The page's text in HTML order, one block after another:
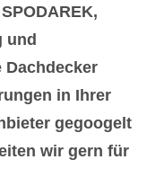
und
Dachdecker
in Ihrer
gegoogelt
wir gern für